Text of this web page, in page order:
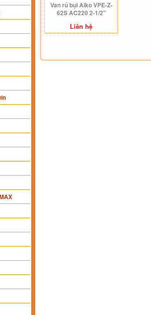
Van rủ bụi Aiko VPE-Z-
62S AC220 2-1/2"
Liên hệ